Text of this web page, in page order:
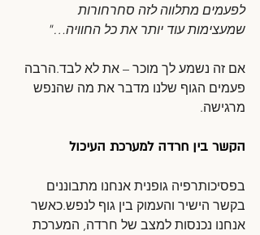
לפעמים מתלווה לזה סחרחורות
שמעצימות עוד יותר את כל החוויה…"
אם זה נשמע לך מוכר – את לא לבד.הרבה
פעמים הגוף שלנו מדבר את מה שהנפש
מרגישה.
הקשר בין חרדה למערכת העיכול
בפסיכותרפיה גופנית אנחנו מתבוננים
בקשר הישיר והעמוק בין גוף לנפש.כאשר
אנחנו נכנסות למצב של חרדה, המערכת